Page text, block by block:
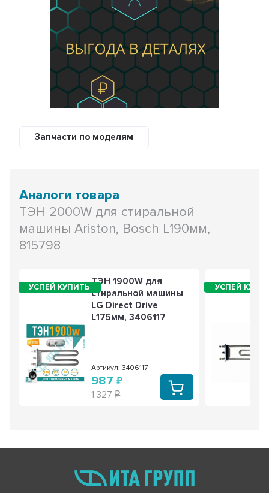
Запчасти по моделям
Аналоги товара
ТЭН 2000W для стиральной
машины Ariston, Bosch L190мм,
815798
ТЭН 1900W для
стиральной машины
LG Direct Drive
L175мм, 3406117
Артикул: 3406117
987
1 327